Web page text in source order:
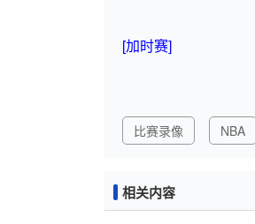
[加时赛]
比赛录像 NBA
相关内容